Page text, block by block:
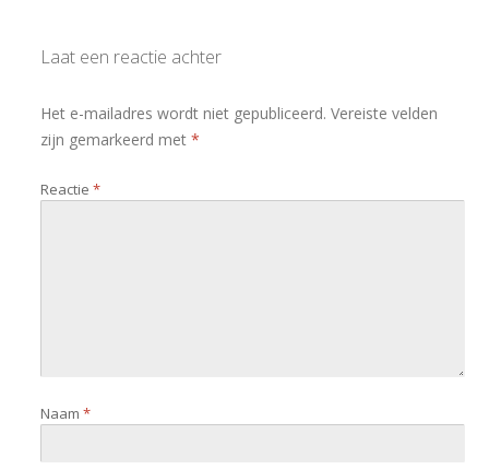
Laat een reactie achter
Het e-mailadres wordt niet gepubliceerd. Vereiste velden
zijn gemarkeerd met*
Reactie*
Naam*